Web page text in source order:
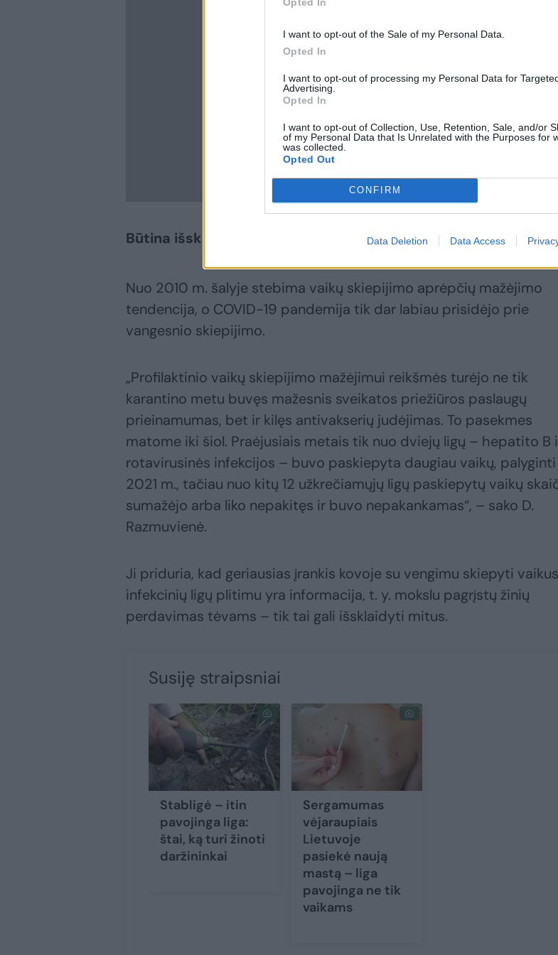
I want to opt-out of the Sale of my Personal Data.
Opted In
I want to opt-out of processing my Personal Data for
Advertising.
Opted In
I want to opt-out of Collection, Use, Retention, Sale, and/or
of my Personal Data that Is Unrelated with the Purposes for
was collected.
Opted Out
CONFIRM
Data Deletion Data Access
Būtina išsklaidyti mitus
Nuo 2010 m. šalyje stebima vaikų skiepijimo aprėpčių mažėjimo
tendencija, o COVID-19 pandemija tik dar labiau prisidėjo prie
vangesnio skiepijimo.
„Profilaktinio vaikų skiepijimo mažėjimui reikšmės turėjo ne tik
karantino metu buvęs mažesnis sveikatos priežiūros paslaugų
prieinamumas, bet ir kilęs antivakserių judėjimas. To pasekmes
matome iki šiol. Praėjusiais metais tik nuo dviejų ligų – hepatito B
rotavirusinės infekcijos – buvo paskiepyta daugiau vaikų, palyginti
2021 m., tačiau nuo kitų 12 užkrečiamųjų ligų paskiepytų vaikų
sumažėjo arba liko nepakitęs ir buvo nepakankamas“, – sako D.
Razmuvienė.
Ji priduria, kad geriausias įrankis kovoje su vengimu skiepyti
infekcinių ligų plitimu yra informacija, t. y. mokslu pagrįstų žinių
perdavimas tėvams – tik tai gali išsklaidyti mitus.
Susiję straipsniai
Stabligė – itin
pavojinga liga:
štai, ką turi žinoti
daržininkai
Sergamumas
vėjaraupiais
Lietuvoje
pasiekė naują
mastą – liga
pavojinga ne tik
vaikams